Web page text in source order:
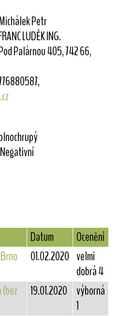
Michálek Petr
LUDĚK ING.
Palárnou 405, 742 66,
Negativní
Datum
Ocenění
01.02.2020 velmi
dobrá 4
19.01.2020
výborná
1